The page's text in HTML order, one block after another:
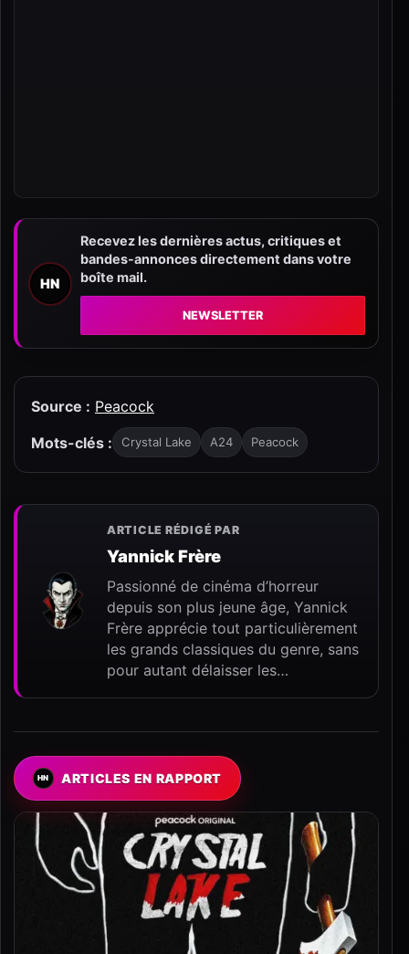
HN
Recevez les dernières actus, critiques et
bandes-annonces directement dans votre
boîte mail.
NEWSLETTER
Source : Peacock
Mots-clés :
Crystal Lake A24 Peacock
ARTICLE RÉDIGÉ PAR
Yannick Frère
Passionné de cinéma d’horreur
depuis son plus jeune âge, Yannick
Frère apprécie tout particulièrement
les grands classiques du genre, sans
pour autant délaisser les…
ARTICLES EN RAPPORT